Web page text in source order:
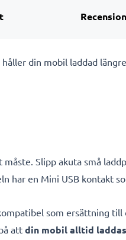
din mobil laddad längre
Slipp akuta små
har en Mini USB kontakt
som ersättning till
att din mobil alltid